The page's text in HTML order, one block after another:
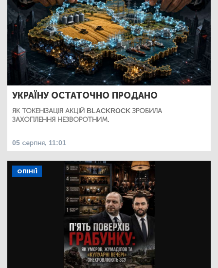
УКРАЇНУ ОСТАТОЧНО ПРОДАНО
ЯК ТОКЕНІЗАЦІЯ АКЦІЙ BLACKROCK ЗРОБИЛА
ЗАХОПЛЕННЯ НЕЗВОРОТНИМ.
05 серпня, 11:01
ОПІНІЇ